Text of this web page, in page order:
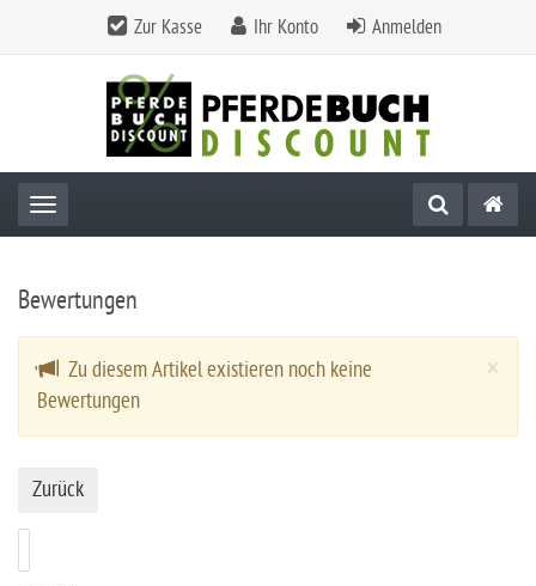
Zur Kasse Ihr Konto Anmelden
Toggle navigation
Bewertungen
×
Zu diesem Artikel existieren noch keine
Bewertungen
Zurück